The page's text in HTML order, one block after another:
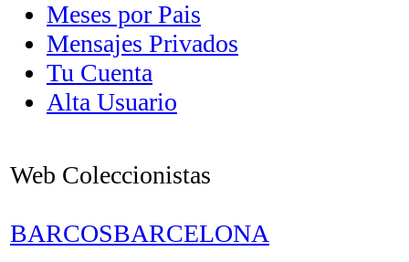
Meses por Pais
Mensajes Privados
Tu Cuenta
Alta Usuario
Web Coleccionistas
BARCOSBARCELONA